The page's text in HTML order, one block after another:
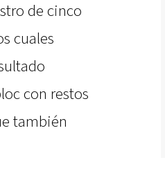
de cinco
cuales
con restos
también